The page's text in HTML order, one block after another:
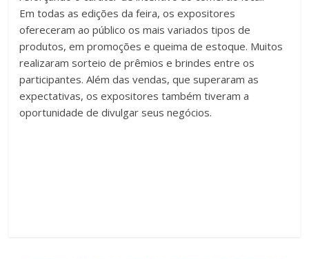
Em todas as edições da feira, os expositores
ofereceram ao público os mais variados tipos de
produtos, em promoções e queima de estoque. Muitos
realizaram sorteio de prêmios e brindes entre os
participantes. Além das vendas, que superaram as
expectativas, os expositores também tiveram a
oportunidade de divulgar seus negócios.